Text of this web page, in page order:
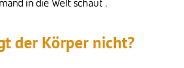
der Körper nicht?